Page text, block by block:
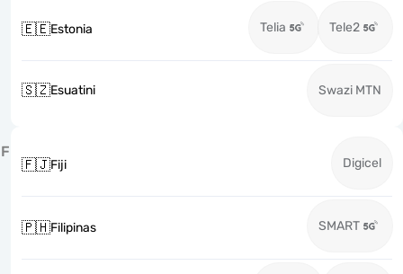
🇪🇪Estonia Telia Tele2
🇸🇿Esuatini Swazi MTN
F
🇫🇯Fiji Digicel
🇵🇭Filipinas SMART